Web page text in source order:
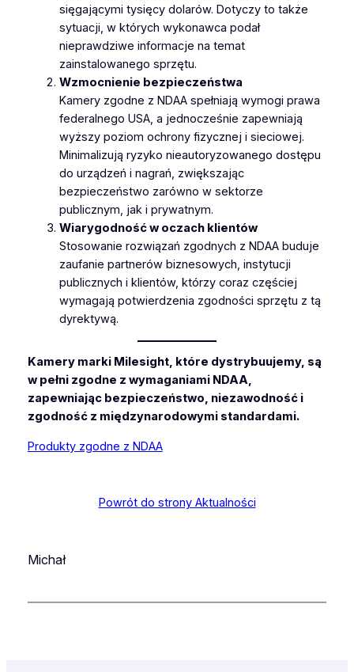
sięgającymi tysięcy dolarów. Dotyczy to także
sytuacji, w których wykonawca podał
nieprawdziwe informacje na temat
zainstalowanego sprzętu.
Wzmocnienie bezpieczeństwa
Kamery zgodne z NDAA spełniają wymogi prawa
federalnego USA, a jednocześnie zapewniają
wyższy poziom ochrony fizycznej i sieciowej.
Minimalizują ryzyko nieautoryzowanego dostępu
do urządzeń i nagrań, zwiększając
bezpieczeństwo zarówno w sektorze
publicznym, jak i prywatnym.
Wiarygodność w oczach klientów
Stosowanie rozwiązań zgodnych z NDAA buduje
zaufanie partnerów biznesowych, instytucji
publicznych i klientów, którzy coraz częściej
wymagają potwierdzenia zgodności sprzętu z tą
dyrektywą.
Kamery marki Milesight, które dystrybuujemy, są
w pełni zgodne z wymaganiami NDAA,
zapewniając bezpieczeństwo, niezawodność i
zgodność z międzynarodowymi standardami.
Produkty zgodne z NDAA
Powrót do strony Aktualności
Michał